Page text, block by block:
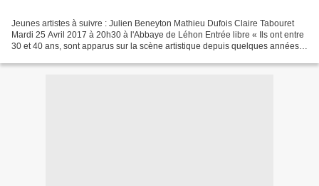
Jeunes artistes à suivre : Julien Beneyton Mathieu Dufois Claire Tabouret
Mardi 25 Avril 2017 à 20h30 à l'Abbaye de Léhon Entrée libre « Ils ont entre
30 et 40 ans, sont apparus sur la scène artistique depuis quelques années,